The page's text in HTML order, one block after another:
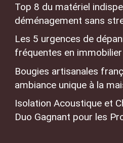
Top 8 du matériel
déménagement sans
Les 5 urgences de
fréquentes en
Bougies artisanales
ambiance unique à la
Isolation Acoustique et
Duo Gagnant pour les